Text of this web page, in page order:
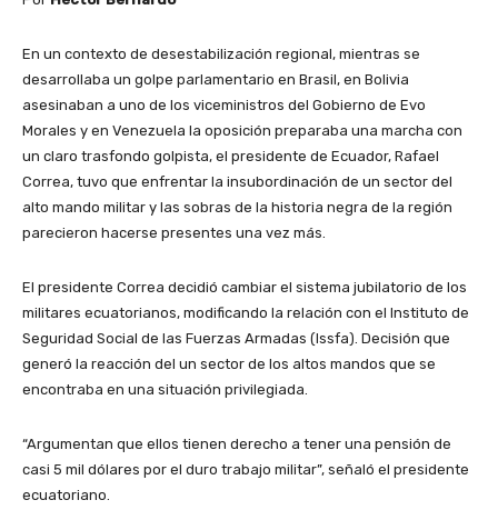
En un contexto de desestabilización regional, mientras se
desarrollaba un golpe parlamentario en Brasil, en Bolivia
asesinaban a uno de los viceministros del Gobierno de Evo
Morales y en Venezuela la oposición preparaba una marcha con
un claro trasfondo golpista, el presidente de Ecuador, Rafael
Correa, tuvo que enfrentar la insubordinación de un sector del
alto mando militar y las sobras de la historia negra de la región
parecieron hacerse presentes una vez más.
El presidente Correa decidió cambiar el sistema jubilatorio de los
militares ecuatorianos, modificando la relación con el Instituto de
Seguridad Social de las Fuerzas Armadas (Issfa). Decisión que
generó la reacción del un sector de los altos mandos que se
encontraba en una situación privilegiada.
“Argumentan que ellos tienen derecho a tener una pensión de
casi 5 mil dólares por el duro trabajo militar”, señaló el presidente
ecuatoriano.